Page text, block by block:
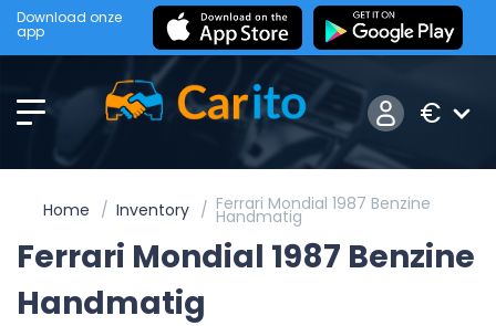
Download onze
app
€
Home Inventory Ferrari Mondial 1987 Benzine
Handmatig
Ferrari Mondial 1987 Benzine
Handmatig